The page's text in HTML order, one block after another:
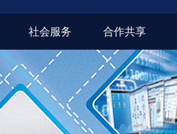
社会服务 合作共享